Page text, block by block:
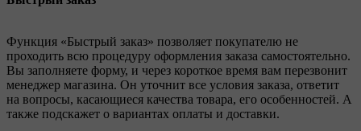
Функция «Быстрый заказ» позволяет покупателю не
проходить всю процедуру оформления заказа самостоятельно.
Вы заполняете форму, и через короткое время вам перезвонит
менеджер магазина. Он уточнит все условия заказа, ответит
на вопросы, касающиеся качества товара, его особенностей. А
также подскажет о вариантах оплаты и доставки.